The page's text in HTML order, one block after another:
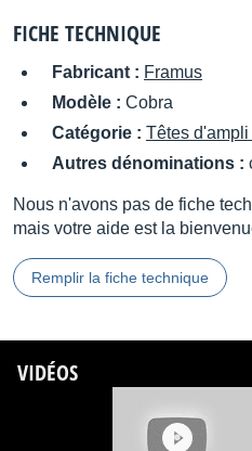
FICHE TECHNIQUE
Fabricant : Framus
Modèle : Cobra
Catégorie : Têtes
Autres dénominations :
Nous n'avons pas de fiche
mais votre aide est la
Remplir la fiche technique
VIDÉOS